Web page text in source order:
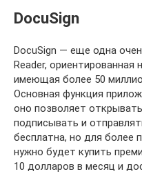
DocuSign
DocuSign — еще одна
Reader, ориентированная
имеющая более 50
Основная функция
оно позволяет
подписывать и
бесплатна, но для более
нужно будет купить
10 долларов в месяц и